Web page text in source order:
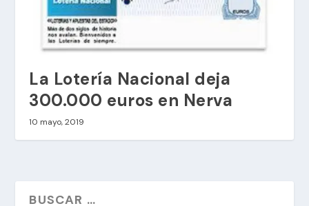
La Lotería Nacional deja
300.000 euros en Nerva
10 mayo, 2019